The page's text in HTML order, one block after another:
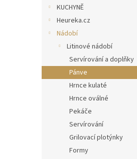
e
l
KUCHYNĚ
Heureka.cz
Nádobí
Litinové nádobí
Servírování a doplňky
Pánve
Hrnce kulaté
Hrnce oválné
Pekáče
Servírování
Grilovací plotýnky
Formy